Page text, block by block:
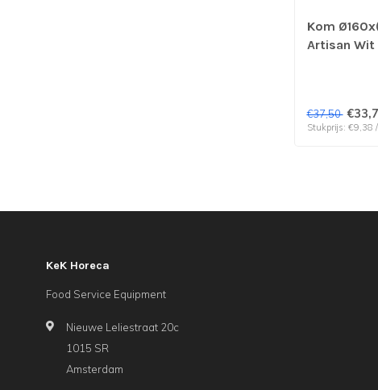
Kom
Artisan Wit
€37,50
Stukprijs: €9,38
KeK Horeca
Food Service Equipment
Nieuwe Leliestraat 20c
1015 SR
Amsterdam